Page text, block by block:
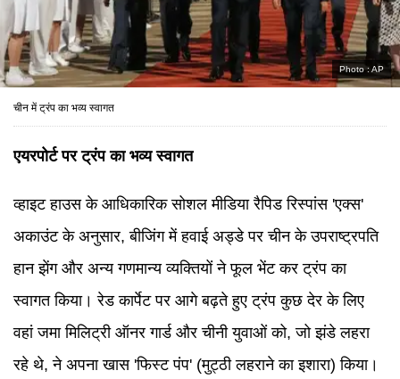
Photo : AP
चीन में ट्रंप का भव्य स्वागत
एयरपोर्ट पर ट्रंप का भव्य स्वागत
व्हाइट हाउस के आधिकारिक सोशल मीड‍िया रैप‍िड र‍िस्‍पांस 'एक्‍स'
अकाउंट के अनुसार, बीजिंग में हवाई अड्डे पर चीन के उपराष्ट्रपति
हान झेंग और अन्य गणमान्य व्यक्तियों ने फूल भेंट कर ट्रंप का
स्वागत क‍िया। रेड कार्पेट पर आगे बढ़ते हुए ट्रंप कुछ देर के लिए
वहां जमा मिलिट्री ऑनर गार्ड और चीनी युवाओं को, जो झंडे लहरा
रहे थे, ने अपना खास 'फिस्ट पंप' (मुट्ठी लहराने का इशारा) क‍िया।